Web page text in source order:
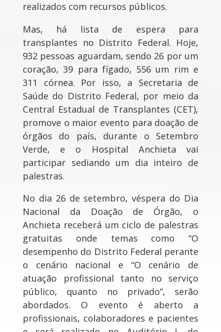
realizados com recursos públicos.
Mas, há lista de espera para
transplantes no Distrito Federal. Hoje,
932 pessoas aguardam, sendo 26 por um
coração, 39 para fígado, 556 um rim e
311 córnea. Por isso, a Secretaria de
Saúde do Distrito Federal, por meio da
Central Estadual de Transplantes (CET),
promove o maior evento para doação de
órgãos do país, durante o Setembro
Verde, e o Hospital Anchieta vai
participar sediando um dia inteiro de
palestras.
No dia 26 de setembro, véspera do Dia
Nacional da Doação de Órgão, o
Anchieta receberá um ciclo de palestras
gratuitas onde temas como “O
desempenho do Distrito Federal perante
o cenário nacional e “O cenário de
atuação profissional tanto no serviço
público, quanto no privado”, serão
abordados. O evento é aberto a
profissionais, colaboradores e pacientes